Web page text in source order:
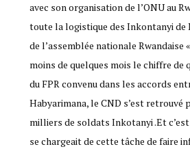
avec son organisation de l’ONU au
toute la logistique des Inkontanyi de
de l’assemblée nationale Rwandaise
moins de quelques mois le chiffre de
du FPR convenu dans les accords
Habyarimana, le CND s’est retrouvé
milliers de soldats Inkotanyi .Et
se chargeait de cette tâche de faire